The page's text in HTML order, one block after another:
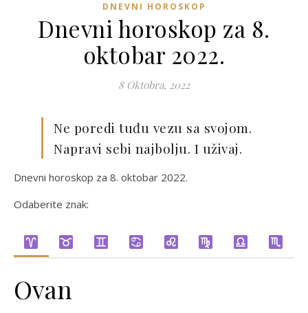
DNEVNI HOROSKOP
Dnevni horoskop za 8.
oktobar 2022.
8 Oktobra, 2022
Ne poredi tuđu vezu sa svojom.
Napravi sebi najbolju. I uživaj.
Dnevni horoskop za 8. oktobar 2022.
Odaberite znak:
Ovan